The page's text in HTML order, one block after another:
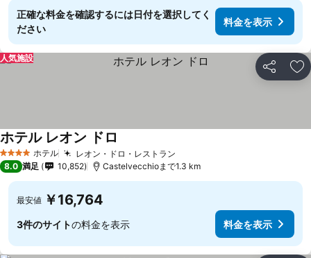
正確な料金を確認するには日付を選択してく
ださい
料金を表示
シェア お
人気施設
4 ホテルのランク
ホテル レオン・ドロ・レストラン
ホテル レオン ドロ
8.0 満足 10,852 Castelvecchioまで1.3 km
最安値 ￥16,764
3件のサイトの料金を表示 料金を表示